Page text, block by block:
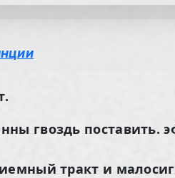
гвоздь поставить.
тракт и